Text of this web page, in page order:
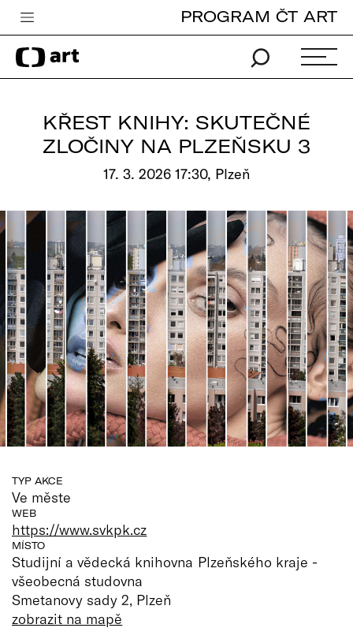
Česká televize
Zpravodajství
iVysílání
Vše o ČT
PROGRAM ČT ART
KŘEST KNIHY: SKUTEČNÉ
ZLOČINY NA PLZEŇSKU 3
17. 3. 2026 17:30, Plzeň
TYP AKCE
Ve měste
WEB
https://www.svkpk.cz
MÍSTO
Studijní a vědecká knihovna Plzeňského kraje -
všeobecná studovna
Smetanovy sady 2, Plzeň
zobrazit na mapě